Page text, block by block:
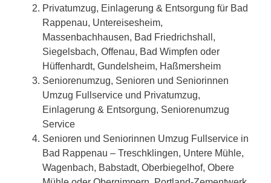
Privatumzug, Einlagerung & Entsorgung für Bad
Rappenau, Untereisesheim,
Massenbachhausen, Bad Friedrichshall,
Siegelsbach, Offenau, Bad Wimpfen oder
Hüffenhardt, Gundelsheim, Haßmersheim
Seniorenumzug, Senioren und Seniorinnen
Umzug Fullservice und Privatumzug,
Einlagerung & Entsorgung, Seniorenumzug
Service
Senioren und Seniorinnen Umzug Fullservice in
Bad Rappenau – Treschklingen, Untere Mühle,
Wagenbach, Babstadt, Oberbiegelhof, Obere